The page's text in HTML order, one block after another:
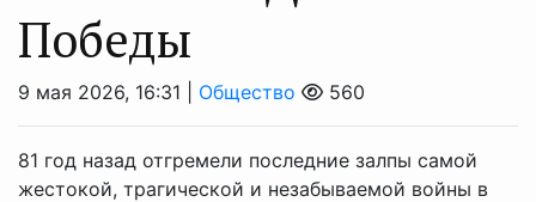
Победы
9 мая 2026, 16:31 | Общество 560
81 год назад отгремели последние залпы самой
жестокой, трагической и незабываемой войны в